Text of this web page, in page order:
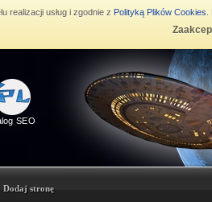
realizacji usług i zgodnie z Polityką Plików Cookies
SEO
Dodaj stronę